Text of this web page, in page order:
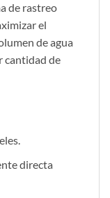
de rastreo
el
de agua
cantidad de
directa